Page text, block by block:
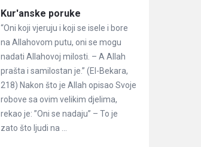
Članci
Kur'anske poruke
“Oni koji vjeruju i koji se isele i bore
na Allahovom putu, oni se mogu
nadati Allahovoj milosti. – A Allah
prašta i samilostan je.” (El-Bekara,
218) Nakon što je Allah opisao Svoje
robove sa ovim velikim djelima,
rekao je: ”Oni se nadaju” – To je
zato što ljudi na ...